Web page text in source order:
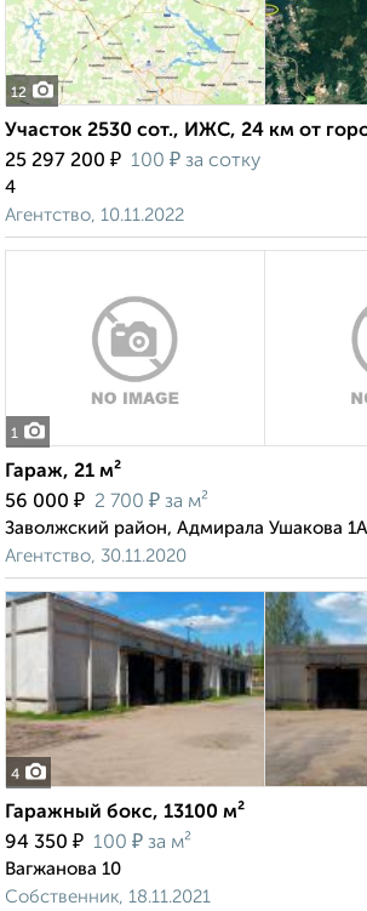
12
Участок 2530 сот., ИЖС, 24 км от
25 297 200 ₽ 100 ₽ за сотку
4
Агентство, 10.11.2022
1
Гараж, 21 м²
56 000 ₽ 2 700 ₽ за м²
Заволжский район, Адмирала Ушакова 1А
Агентство, 30.11.2020
4
Гаражный бокс, 13100 м²
94 350 ₽ 100 ₽ за м²
Вагжанова 10
Собственник, 18.11.2021